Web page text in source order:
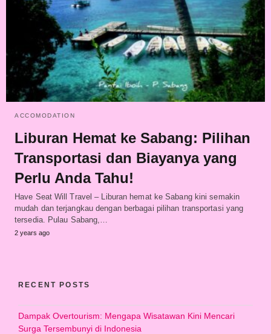
ACCOMODATION
Liburan Hemat ke Sabang: Pilihan
Transportasi dan Biayanya yang
Perlu Anda Tahu!
Have Seat Will Travel – Liburan hemat ke Sabang kini semakin
mudah dan terjangkau dengan berbagai pilihan transportasi yang
tersedia. Pulau Sabang,…
2 years ago
RECENT POSTS
Dampak Overtourism: Mengapa Wisatawan Kini Mencari
Surga Tersembunyi di Indonesia